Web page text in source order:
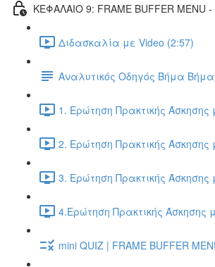
ΚΕΦΑΛΑΙΟ 9: FRAME BUFFER MENU -
Διδασκαλία με Video (2:57)
Αναλυτικός Οδηγός Βήμα Βήμα
1. Ερώτηση Πρακτικής
2. Ερώτηση Πρακτικής
3. Ερώτηση Πρακτικής
4.Ερώτηση Πρακτικής
mini QUIZ | FRAME BUFFER